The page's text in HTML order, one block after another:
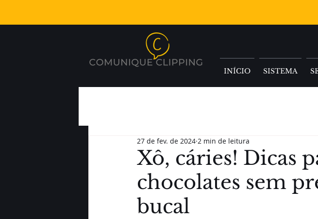
INÍCIO SISTEMA
Xô, cáries! Dicas
chocolates sem
bucal
27 de fev. de 2024 2 min de leitura